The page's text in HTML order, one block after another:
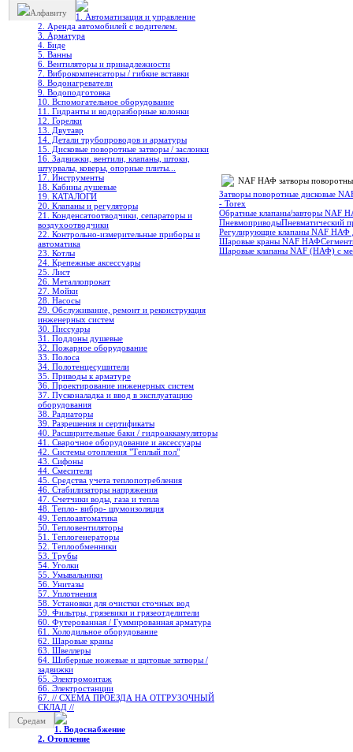
Алфавиту
1. Автоматизация и управление
2. Аренда автомобилей с водителем.
3. Арматура
4. Биде
5. Ванны
6. Вентиляторы и принадлежности
7. Виброкомпенсаторы / гибкие вставки
8. Водонагреватели
9. Водоподготовка
10. Вспомогательное оборудование
11. Гидранты и водоразборные колонки
12. Горелки
13. Двутавр
14. Детали трубопроводов и арматуры
15. Дисковые поворотные затворы / заслонки
16. Задвижки, вентили, клапаны, штоки,
штурвалы, коверы, опорные плиты...
17. Инструменты
18. Кабины душевые
19. КАТАЛОГИ
20. Клапаны и регуляторы
21. Конденсатоотводчики, сепараторы и
воздухоотводчики
22. Контрольно-измерительные приборы и
автоматика
23. Котлы
24. Крепежные аксессуары
25. Лист
26. Металлопрокат
27. Мойки
28. Насосы
29. Обслуживание, ремонт и реконструкция
инженерных систем
30. Писсуары
31. Поддоны душевые
32. Пожарное оборудование
33. Полоса
34. Полотенцесушители
35. Приводы к арматуре
36. Проектирование инженерных систем
37. Пусконаладка и ввод в эксплуатацию
оборудования
38. Радиаторы
39. Разрешения и сертификаты
40. Расширительные баки / гидроаккамуляторы
41. Сварочное оборудование и аксессуары
42. Системы отопления "Теплый пол"
43. Сифоны
44. Смесители
45. Средства учета теплопотребления
46. Стабилизаторы напряжения
47. Счетчики воды, газа и тепла
48. Тепло- вибро- шумоизоляция
49. Теплоавтоматика
50. Тепловентиляторы
51. Теплогенераторы
52. Теплообменники
53. Трубы
54. Уголки
55. Умывальники
56. Унитазы
57. Уплотнения
58. Установки для очистки сточных вод
59. Фильтры, грязевики и грязеотделители
60. Футерованная / Гуммированная арматура
61. Холодильное oборудование
62. Шаровые краны
63. Швеллеры
64. Шиберные ножевые и щитовые затворы /
задвижки
65. Электромонтаж
66. Электростанции
67. // СХЕМА ПРОЕЗДА НА ОТГРУЗОЧНЫЙ
СКЛАД //
Средам
1. Водоснабжение
2. Отопление
NAF НАФ затворы
Затворы поворотные дисковые
- Torex
Обратные клапаны/завторы NAF
ПневмоприводыПневматический
Регулирующие клапаны NAF НАФ
Шаровые краны NAF НАФ
Шаровые клапаны NAF (НАФ) с